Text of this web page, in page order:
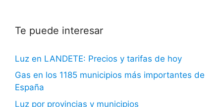
Te puede interesar
Luz en LANDETE: Precios y tarifas de hoy
Gas en los 1185 municipios más importantes de
España
Luz por provincias y municipios